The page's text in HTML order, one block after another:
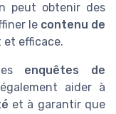
peut obtenir des
le contenu de
efficace.
enquêtes de
aider à
et à garantir que